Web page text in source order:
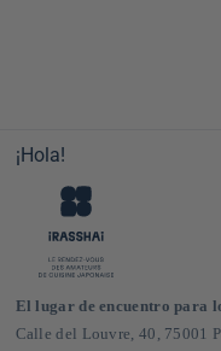
¡Hola!
El lugar de encuentro para
Calle del Louvre, 40, 75001